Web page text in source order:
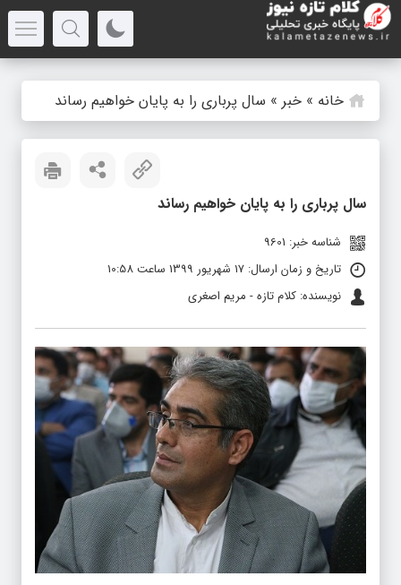
خانه » خبر » سال پرباری را به پایان خواهیم رساند
سال پرباری را به پایان خواهیم رساند
شناسه خبر: 9601
تاریخ و زمان ارسال: 17 شهریور 1399 ساعت 10:58
نویسنده: کلام تازه - مریم اصغری